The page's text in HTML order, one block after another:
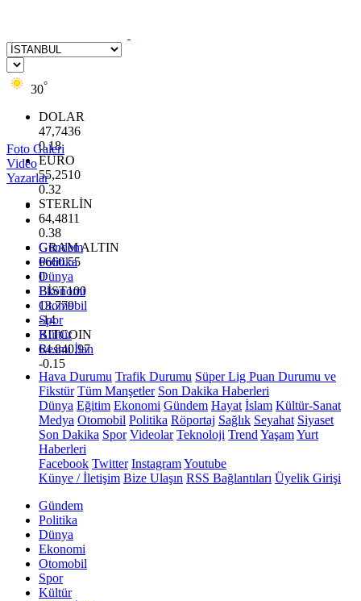
30°
DOLAR
47,7436
0.18
EURO
55,2510
0.32
STERLİN
64,4811
0.38
GRAM ALTIN
6660.55
0
BİST100
13.779
-14
BITCOIN
64.840,97
-0.15
Foto Galeri
Video
Yazarlar
Gündem
Politika
Dünya
Ekonomi
Otomobil
Spor
Kültür
Resmi İlan
Hava Durumu Trafik Durumu Süper Lig Puan Durumu ve
Fikstür Tüm Manşetler Son Dakika Haberleri
Dünya Eğitim Ekonomi Gündem Hayat İslam Kültür-Sanat
Medya Otomobil Politika Röportaj Sağlık Seyahat Siyaset
Son Dakika Spor Videolar Teknoloji Trend YaşamYurt
Haberleri
Facebook Twitter InstagramYoutube
Künye / İletişim Bize Ulaşın RSS Bağlantıları Üyelik Girişi
Gündem
Politika
Dünya
Ekonomi
Otomobil
Spor
Kültür